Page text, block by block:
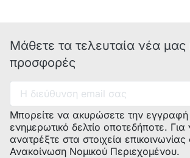
11HE023, 296333,
Μάθετε τα τελευταία νέα μας
προσφορές
Μπορείτε να ακυρώσετε την
ενημερωτικό δελτίο οποτεδήποτε.
ανατρέξτε στα στοιχεία επικοινωνίας
Ανακοίνωση Νομικού Περιεχομένου.